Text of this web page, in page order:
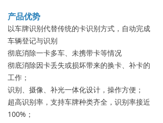
产品优势
以车牌识别代替传统的卡识别方式，自动完成
车辆登记与识别
彻底消除一卡多车、未携带卡等情况
彻底消除因卡丢失或损坏带来的换卡、补卡的
工作；
识别、摄像、补光一体化设计，操作方便；
超高识别率，支持车牌种类齐全，识别率接近
100%；